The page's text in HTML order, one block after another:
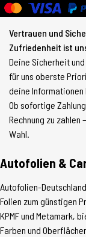
Vertrauen und
Zufriedenheit ist
Deine Sicherheit
für uns oberste
deine
Ob sofortige
Rechnung zu
Wahl.
Autofolien &
Autofolien-
Folien zum günstigen
KPMF und Metamark,
Farben und